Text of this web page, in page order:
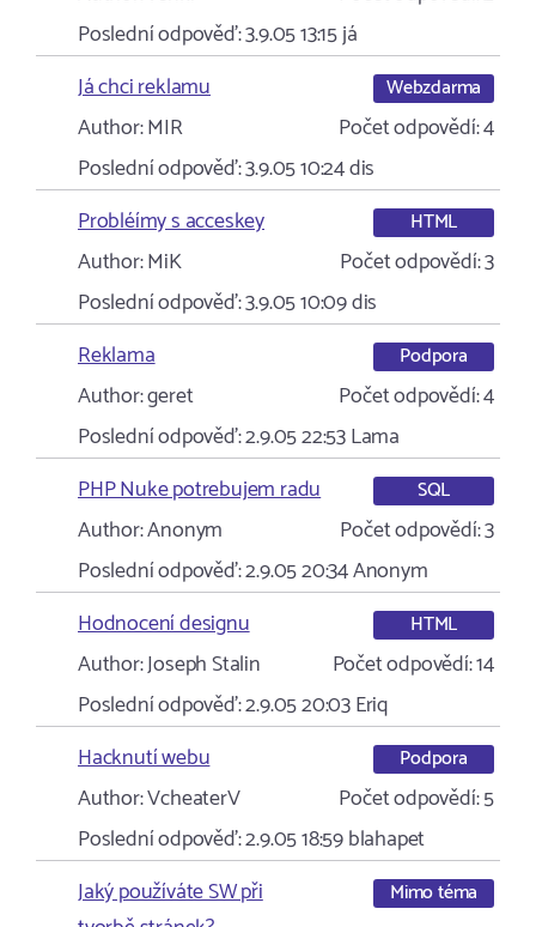
Poslední odpověď:3.9.05 13:15já
Já chci reklamu
Webzdarma
Author:MIR Počet odpovědí:4
Poslední odpověď:3.9.05 10:24dis
Probléímy s acceskey
HTML
Author:MiK Počet odpovědí:3
Poslední odpověď:3.9.05 10:09dis
Reklama
Podpora
Author:geret Počet odpovědí:4
Poslední odpověď:2.9.05 22:53Lama
PHP Nuke potrebujem radu
SQL
Author:Anonym Počet odpovědí:3
Poslední odpověď:2.9.05 20:34Anonym
Hodnocení designu
HTML
Author:Joseph Stalin Počet odpovědí:14
Poslední odpověď:2.9.05 20:03Eriq
Hacknutí webu
Podpora
Author:VcheaterV Počet odpovědí:5
Poslední odpověď:2.9.05 18:59blahapet
Jaký používáte SW při
Mimo téma